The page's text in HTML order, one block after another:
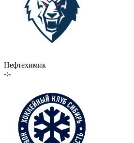
Нефтехимик
-:-